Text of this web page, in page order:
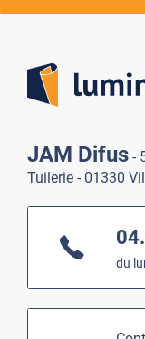
JAM Difus -
Tuilerie - 01330
du